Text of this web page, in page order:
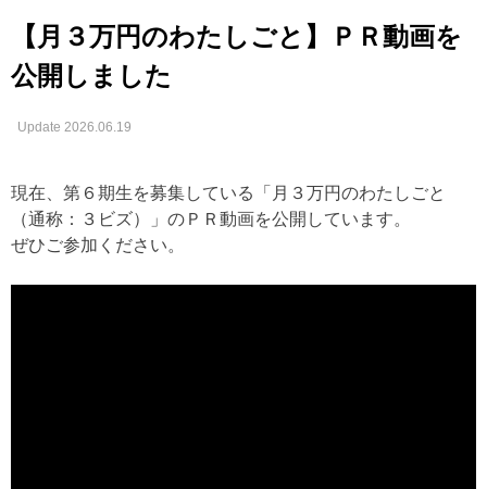
【月３万円のわたしごと】ＰＲ動画を
公開しました
Update 2026.06.19
現在、第６期生を募集している「月３万円のわたしごと
（通称：３ビズ）」のＰＲ動画を公開しています。
ぜひご参加ください。